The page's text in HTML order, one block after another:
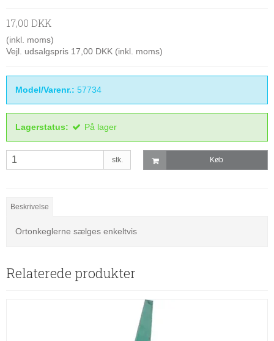
17,00 DKK
(inkl. moms)
Vejl. udsalgspris 17,00 DKK (inkl. moms)
Model/Varenr.: 57734
Lagerstatus: På lager
stk. Køb
Beskrivelse
Ortonkeglerne sælges enkeltvis
Relaterede produkter